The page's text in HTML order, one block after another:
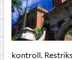
kontroll.